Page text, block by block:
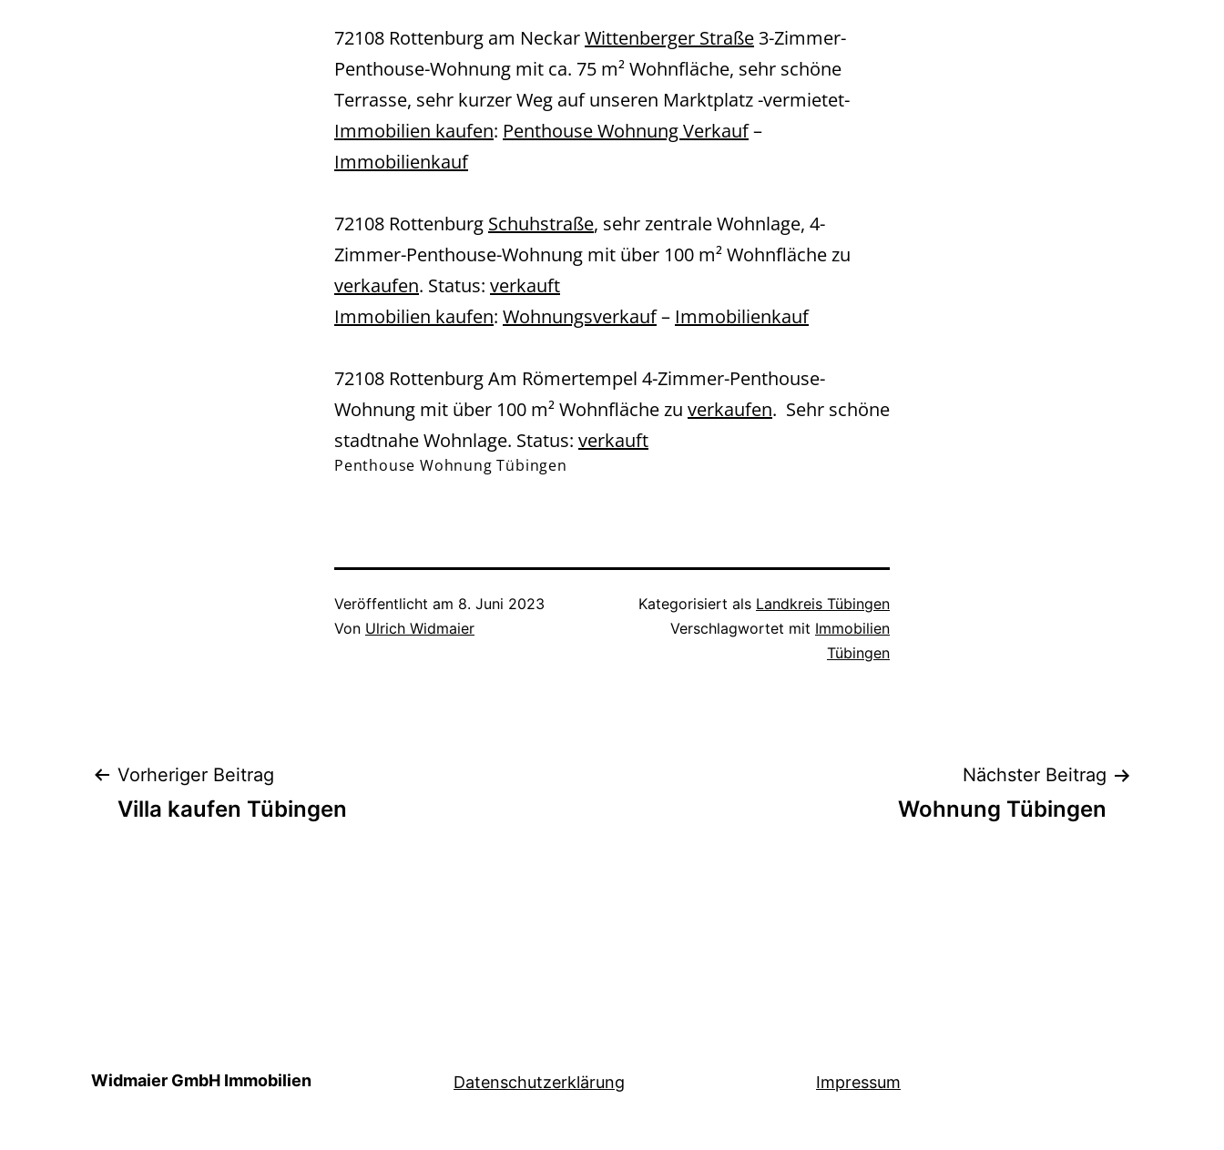
72108 Rottenburg am NeckarWittenberger Straße3-Zimmer-
Penthouse-Wohnung mit ca. 75 m² Wohnfläche, sehr schöne
Terrasse, sehr kurzer Weg auf unseren Marktplatz -vermietet-
Immobilien kaufen: Penthouse Wohnung Verkauf–
Immobilienkauf
72108 Rottenburg Schuhstraße, sehr zentrale Wohnlage, 4-
Zimmer-Penthouse-Wohnung mit über 100 m² Wohnfläche zu
verkaufen. Status: verkauft
Immobilien kaufen: Wohnungsverkauf– Immobilienkauf
72108 Rottenburg Am Römertempel 4-Zimmer-Penthouse-
Wohnung mit über 100 m² Wohnfläche zu verkaufen. Sehr schöne
stadtnahe Wohnlage. Status: verkauft
Penthouse Wohnung Tübingen
Veröffentlicht am 8. Juni 2023
Von Ulrich Widmaier
Kategorisiert als Landkreis Tübingen
Verschlagwortet mit Immobilien
Tübingen
Beitragsnavigation
Vorheriger Beitrag
Villa kaufen Tübingen
Nächster Beitrag
Wohnung Tübingen
Widmaier GmbH Immobilien Datenschutzerklärung Impressum